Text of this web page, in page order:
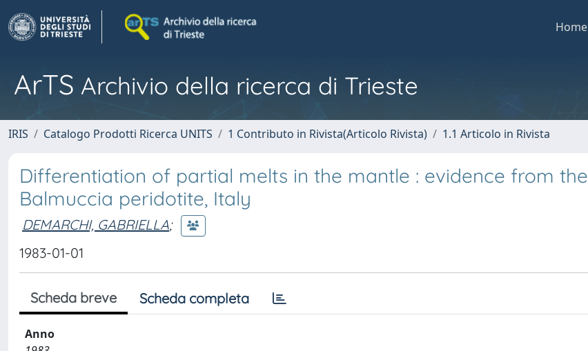
Home
ArTS Archivio della ricerca di Trieste
IRIS Catalogo Prodotti Ricerca UNITS 1 Contributo in Rivista(Articolo Rivista) 1.1 Articolo in Rivista
Differentiation of partial melts in the mantle : evidence from the
Balmuccia peridotite, Italy
DEMARCHI, GABRIELLA;
1983-01-01
Scheda breve Scheda completa
Anno